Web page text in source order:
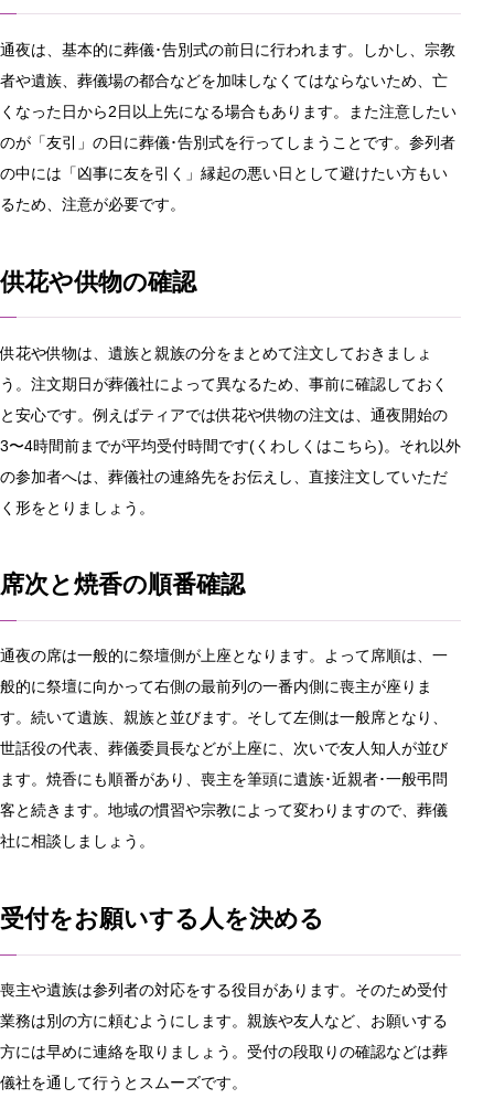
通夜は、基本的に葬儀･告別式の前日に行われます。しかし、宗教
者や遺族、葬儀場の都合などを加味しなくてはならないため、亡
くなった日から2日以上先になる場合もあります。また注意したい
のが「友引」の日に葬儀･告別式を行ってしまうことです。参列者
の中には「凶事に友を引く」縁起の悪い日として避けたい方もい
るため、注意が必要です。
供花や供物の確認
供花や供物は、遺族と親族の分をまとめて注文しておきましょ
う。注文期日が葬儀社によって異なるため、事前に確認しておく
と安心です。例えばティアでは供花や供物の注文は、通夜開始の
3〜4時間前までが平均受付時間です(くわしくはこちら)。それ以外
の参加者へは、葬儀社の連絡先をお伝えし、直接注文していただ
く形をとりましょう。
席次と焼香の順番確認
通夜の席は一般的に祭壇側が上座となります。よって席順は、一
般的に祭壇に向かって右側の最前列の一番内側に喪主が座りま
す。続いて遺族、親族と並びます。そして左側は一般席となり、
世話役の代表、葬儀委員長などが上座に、次いで友人知人が並び
ます。焼香にも順番があり、喪主を筆頭に遺族･近親者･一般弔問
客と続きます。地域の慣習や宗教によって変わりますので、葬儀
社に相談しましょう。
受付をお願いする人を決める
喪主や遺族は参列者の対応をする役目があります。そのため受付
業務は別の方に頼むようにします。親族や友人など、お願いする
方には早めに連絡を取りましょう。受付の段取りの確認などは葬
儀社を通して行うとスムーズです。